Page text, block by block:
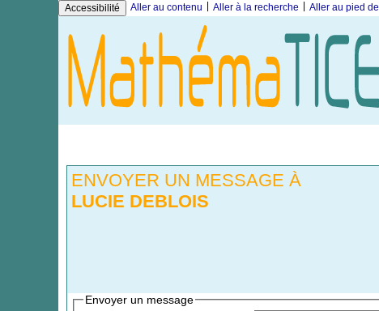
Accessibilité Aller au contenu Aller à la recherche Aller au pied
ENVOYER UN MESSAGE À
LUCIE DEBLOIS
Envoyer un message